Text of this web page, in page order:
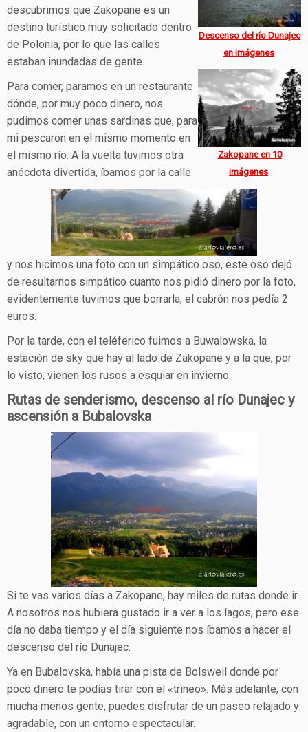
Descenso del río Dunajec
en imágenes
Zakopane en 10
imágenes
descubrimos que Zakopane es un
destino turístico muy solicitado dentro
de Polonia, por lo que las calles
estaban inundadas de gente.
Para comer, paramos en un restaurante
dónde, por muy poco dinero, nos
pudimos comer unas sardinas que, para
mi pescaron en el mismo momento en
el mismo río. A la vuelta tuvimos otra
anécdota divertida, íbamos por la calle
y nos hicimos una foto con un simpático oso, este oso dejó
de resultarnos simpático cuanto nos pidió dinero por la foto,
evidentemente tuvimos que borrarla, el cabrón nos pedía 2
euros.
Por la tarde, con el teléferico fuimos a Buwalowska, la
estación de sky que hay al lado de Zakopane y a la que, por
lo visto, vienen los rusos a esquiar en invierno.
Rutas de senderismo, descenso al río Dunajec y
ascensión a Bubalovska
Si te vas varios días a Zakopane, hay miles de rutas donde ir.
A nosotros nos hubiera gustado ir a ver a los lagos, pero ese
día no daba tiempo y el día siguiente nos íbamos a hacer el
descenso del río Dunajec.
Ya en Bubalovska, había una pista de Bolsweil donde por
poco dinero te podías tirar con el «trineo». Más adelante, con
mucha menos gente, puedes disfrutar de un paseo relajado y
agradable, con un entorno espectacular.